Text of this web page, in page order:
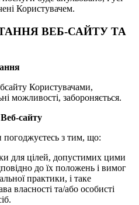
Користувачем.
ВЕБ-САЙТУ ТА
Користувачами,
можливості, забороняється.
сайту
з тим, що:
для цілей, допустимих цими
до їх положень і вимог
практики, і таке
власності та/або особисті